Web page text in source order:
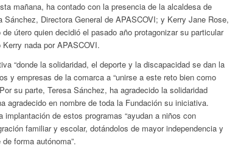
mañana, ha contado con la presencia de la alcaldesa de
Sánchez, Directora General de APASCOVI; y Kerry Jane Rose,
útero quien decidió el pasado año protagonizar su particular
nada por APASCOVI.
“donde la solidaridad, el deporte y la discapacidad se dan la
y empresas de la comarca a “unirse a este reto bien como
su parte, Teresa Sánchez, ha agradecido la solidaridad
agradecido en nombre de toda la Fundación su iniciativa.
de estos programas “ayudan a niños con
familiar y escolar, dotándolos de mayor independencia y
forma autónoma”.